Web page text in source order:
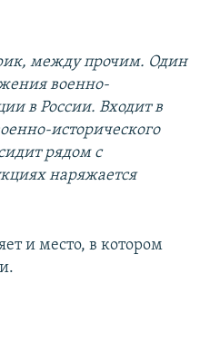
между прочим. Один
военно-
в России. Входит в
исторического
рядом с
наряжается
и место, в котором